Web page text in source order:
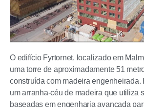
O edifício Fyrtornet, localizado em
uma torre de aproximadamente 51
construída com madeira engenheirada.
um arranha-céu de madeira que utiliza
baseadas em engenharia avançada